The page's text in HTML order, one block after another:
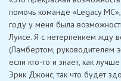
помочь команде «Legacy
году у меня была
Луисе. Я с нетерпением жду
(Ламбертом, руководителем
если кто-то и знает, как
Эрик Джонс, так что будет